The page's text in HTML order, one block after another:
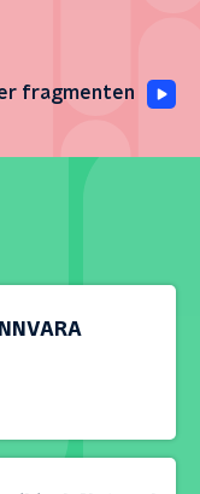
fragmenten